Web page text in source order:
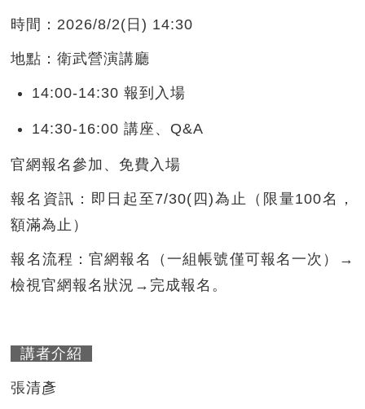
時間：2026/8/2(日) 14:30
地點：衛武營演講廳
14:00-14:30 報到入場
14:30-16:00 講座、Q&A
官網報名參加、免費入場
報名資訊：即日起至7/30(四)為止（限量100名，
額滿為止）
報名流程：官網報名（一組帳號僅可報名一次）→
檢視官網報名狀況→完成報名。
講者介紹
張清彥